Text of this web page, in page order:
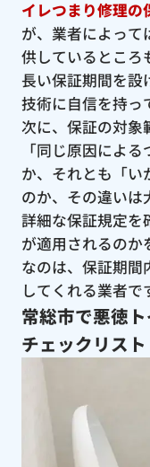
イレつまり修理
が、業者によって
供しているところ
長い保証期間を設
技術に自信を持っ
次に、保証の対象
「同じ原因によ
か、それとも「い
のか、その違いは
詳細な保証規定を
が適用されるのか
なのは、保証期間
してくれる業者で
常総市で悪徳
チェックリスト